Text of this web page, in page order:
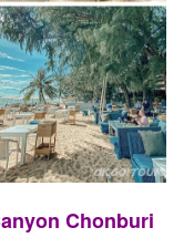
Chonburi